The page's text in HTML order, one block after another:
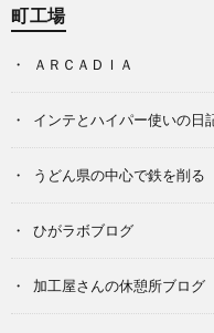
町工場
ＡＲＣＡＤＩＡ
インテとハイパー使いの日
うどん県の中心で鉄を削る
ひがラボブログ
加工屋さんの休憩所ブログ